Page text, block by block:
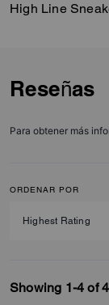
Reseñas
Para obtener más
ORDENAR POR
Showing 1-4 of